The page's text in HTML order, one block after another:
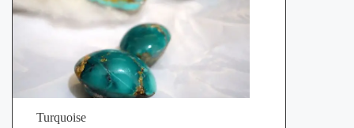
Turquoise